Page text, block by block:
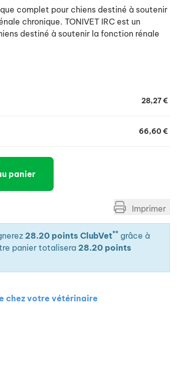
complet pour chiens destiné à soutenir
chronique. TONIVET IRC est un
destiné à soutenir la fonction rénale
28,27 €
66,60 €
panier
Imprimer
28.20 points ClubVet** grâce à
panier totalisera 28.20 points
chez votre vétérinaire